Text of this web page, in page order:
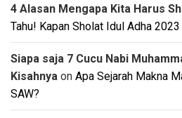
4 Alasan Mengapa Kita Harus
Tahu! Kapan Sholat Idul Adha
Siapa saja 7 Cucu Nabi
Kisahnya on Apa Sejarah Makna
SAW?